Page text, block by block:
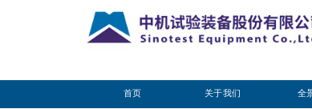
首页 关于我们 全